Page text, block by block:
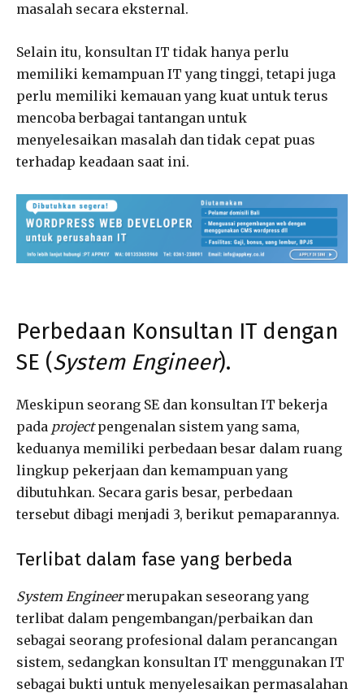
masalah secara eksternal.
Selain itu, konsultan IT tidak hanya perlu
memiliki kemampuan IT yang tinggi, tetapi juga
perlu memiliki kemauan yang kuat untuk terus
mencoba berbagai tantangan untuk
menyelesaikan masalah dan tidak cepat puas
terhadap keadaan saat ini.
Perbedaan Konsultan IT dengan
SE (System Engineer).
Meskipun seorang SE dan konsultan IT bekerja
pada projectpengenalan sistem yang sama,
keduanya memiliki perbedaan besar dalam ruang
lingkup pekerjaan dan kemampuan yang
dibutuhkan. Secara garis besar, perbedaan
tersebut dibagi menjadi 3, berikut pemaparannya.
Terlibat dalam fase yang berbeda
System Engineermerupakan seseorang yang
terlibat dalam pengembangan/perbaikan dan
sebagai seorang profesional dalam perancangan
sistem, sedangkan konsultan IT menggunakan IT
sebagai bukti untuk menyelesaikan permasalahan